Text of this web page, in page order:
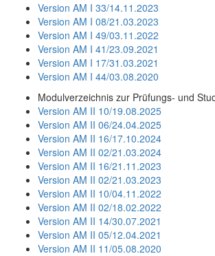
Version AM I 33/14.11.2023
Version AM I 08/21.03.2023
Version AM I 49/03.11.2022
Version AM I 41/23.09.2021
Version AM I 17/31.03.2021
Version AM I 44/03.08.2020
Modulverzeichnis zur Prüfungs- und
Version AM II 10/19.08.2025
Version AM II 06/24.04.2025
Version AM II 16/17.10.2024
Version AM II 02/21.03.2024
Version AM II 16/21.11.2023
Version AM II 02/21.03.2023
Version AM II 10/04.11.2022
Version AM II 02/18.02.2022
Version AM II 14/30.07.2021
Version AM II 05/12.04.2021
Version AM II 11/05.08.2020